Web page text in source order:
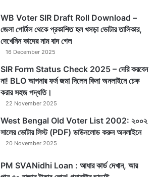
WB Voter SIR Draft Roll Download –
জেলা পোর্টাল থেকে প্রকাশিত হল খসড়া ভোটার তালিকার,
দেখেনিন কাদের নাম বাদ গেল
16 December 2025
SIR Form Status Check 2025 – দেরি করবেন
না! BLO আপনার ফর্ম জমা দিলেন কিনা অনলাইনে চেক
করার সহজ পদ্ধতি।
22 November 2025
West Bengal Old Voter List 2002: ২০০২
সালের ভোটার লিস্ট (PDF) ডাউনলোড করুন অনলাইনে
20 November 2025
PM SVANidhi Loan : আধার কার্ড দেখান, আর